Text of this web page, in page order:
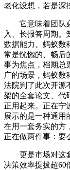
老化设想，若是深
它意味着团队必
入、长报答周期。
数据能力。蚂蚁数
常是恍惚的、畅后
事为焦点，档期总
广的场景，蚂蚁数
法院判了此次开源
架的全套论文、代
正用起来。正在宁
展示的是一种通用
在用一套务实的方
正在做两件事：要
更是市场对这套
决策效率提拔超60